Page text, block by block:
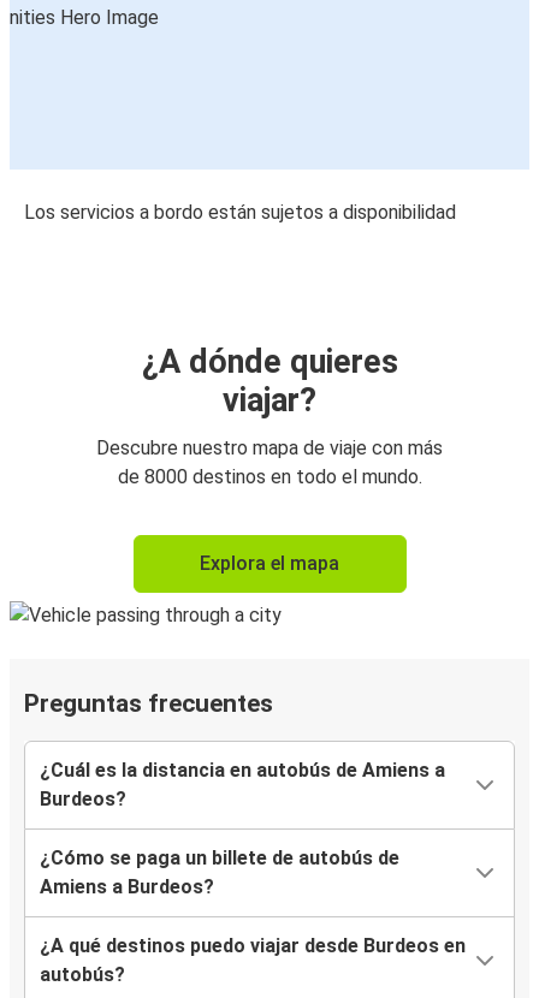
Los servicios a bordo están sujetos a disponibilidad
¿A dónde quieres
viajar?
Descubre nuestro mapa de viaje con más
de 8000 destinos en todo el mundo.
Explora el mapa
Preguntas frecuentes
¿Cuál es la distancia en autobús de Amiens a
Burdeos?
¿Cómo se paga un billete de autobús de
Amiens a Burdeos?
¿A qué destinos puedo viajar desde Burdeos en
autobús?